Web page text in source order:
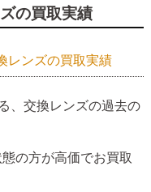
の買取実績
レンズの買取実績
、交換レンズの過去の
の方が高価でお買取